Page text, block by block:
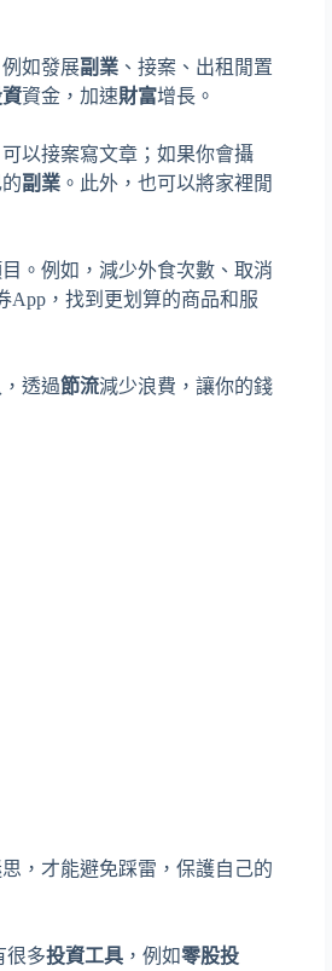
如發展副業 、接案、出租閒置
資金，加速財富增長。
以接案寫文章；如果你會攝
副業 。此外，也可以將家裡閒
。例如，減少外食次數、取消
App，找到更划算的商品和服
透過節流減少浪費，讓你的錢
，才能避免踩雷，保護自己的
很多投資工具 ，例如零股投